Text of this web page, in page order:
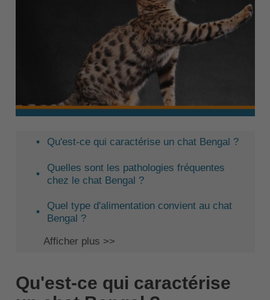
Qu'est-ce qui caractérise un chat Bengal ?
Quelles sont les pathologies fréquentes
chez le chat Bengal ?
Quel type d'alimentation convient au chat
Bengal ?
Afficher plus >>
Qu'est-ce qui caractérise